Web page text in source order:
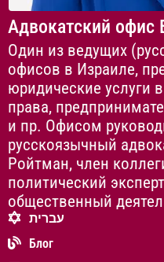
Адвокатский офис
Один из ведущих
офисов в Израиле,
юридические услуги
права,
и пр. Офисом
русскоязычный
Ройтман, член
политический
общественный
עברית
Блог